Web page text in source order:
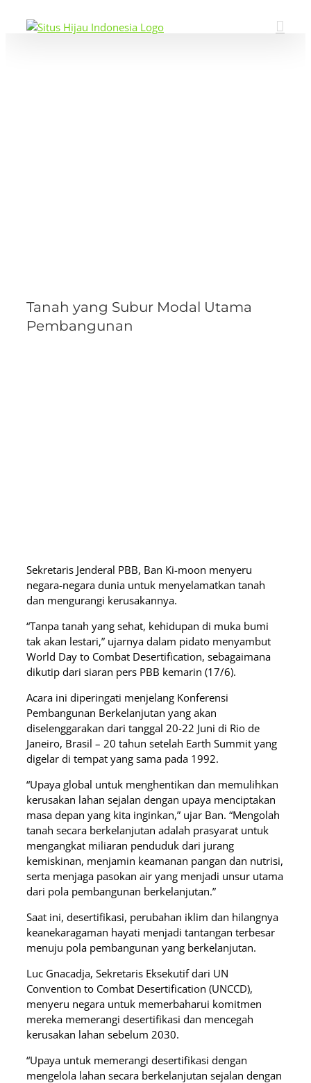
Tanah yang Subur Modal Utama
Pembangunan
Sekretaris Jenderal PBB, Ban Ki-moon menyeru
negara-negara dunia untuk menyelamatkan tanah
dan mengurangi kerusakannya.
“Tanpa tanah yang sehat, kehidupan di muka bumi
tak akan lestari,” ujarnya dalam pidato menyambut
World Day to Combat Desertification, sebagaimana
dikutip dari siaran pers PBB kemarin (17/6).
Acara ini diperingati menjelang Konferensi
Pembangunan Berkelanjutan yang akan
diselenggarakan dari tanggal 20-22 Juni di Rio de
Janeiro, Brasil – 20 tahun setelah Earth Summit yang
digelar di tempat yang sama pada 1992.
“Upaya global untuk menghentikan dan memulihkan
kerusakan lahan sejalan dengan upaya menciptakan
masa depan yang kita inginkan,” ujar Ban. “Mengolah
tanah secara berkelanjutan adalah prasyarat untuk
mengangkat miliaran penduduk dari jurang
kemiskinan, menjamin keamanan pangan dan nutrisi,
serta menjaga pasokan air yang menjadi unsur utama
dari pola pembangunan berkelanjutan.”
Saat ini, desertifikasi, perubahan iklim dan hilangnya
keanekaragaman hayati menjadi tantangan terbesar
menuju pola pembangunan yang berkelanjutan.
Luc Gnacadja, Sekretaris Eksekutif dari UN
Convention to Combat Desertification (UNCCD),
menyeru negara untuk memerbaharui komitmen
mereka memerangi desertifikasi dan mencegah
kerusakan lahan sebelum 2030.
“Upaya untuk memerangi desertifikasi dengan
mengelola lahan secara berkelanjutan sejalan dengan